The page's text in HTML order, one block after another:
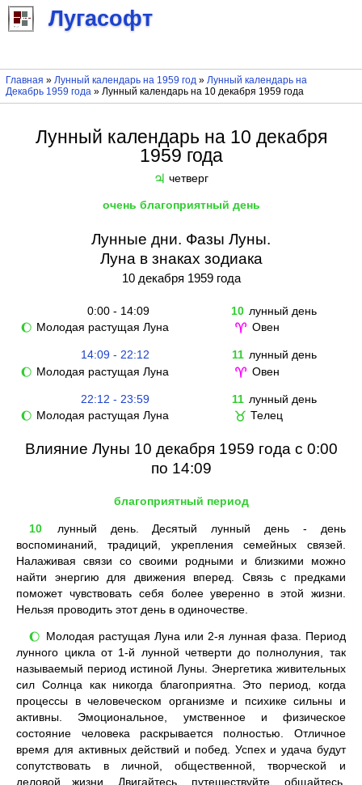
Лугасофт
Главная » Лунный календарь на 1959 год» Лунный календарь на
Декабрь 1959 года» Лунный календарь на 10 декабря 1959 года
Лунный календарь на 10 декабря
1959 года
♃ четверг
очень благоприятный день
Лунные дни. Фазы Луны.
Луна в знаках зодиака
10 декабря 1959 года
0:00 - 14:09 10 лунный день
🌔 Молодая растущая Луна ♈ Овен
14:09 - 22:12 11 лунный день
🌔 Молодая растущая Луна ♈ Овен
22:12 - 23:59 11 лунный день
🌔 Молодая растущая Луна ♉ Телец
Влияние Луны 10 декабря 1959 года с 0:00
по 14:09
благоприятный период
10
лунный день. Десятый лунный день - день
воспоминаний, традиций, укрепления семейных связей.
Налаживая связи со своими родными и близкими можно
найти энергию для движения вперед. Связь с предками
поможет чувствовать себя более уверенно в этой жизни.
Нельзя проводить этот день в одиночестве.
🌔
Молодая растущая Луна или 2-я лунная фаза. Период
лунного цикла от 1-й лунной четверти до полнолуния, так
называемый период истиной Луны. Энергетика живительных
сил Солнца как никогда благоприятна. Это период, когда
процессы в человеческом организме и психике сильны и
активны. Эмоциональное, умственное и физическое
состояние человека раскрывается полностью. Отличное
время для активных действий и побед. Успех и удача будут
сопутствовать в личной, общественной, творческой и
деловой жизни. Двигайтесь, путешествуйте, общайтесь,